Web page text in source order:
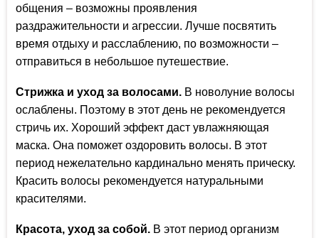
общения – возможны проявления
раздражительности и агрессии. Лучше посвятить
время отдыху и расслаблению, по возможности –
отправиться в небольшое путешествие.
Стрижка и уход за волосами. В новолуние волосы
ослаблены. Поэтому в этот день не рекомендуется
стричь их. Хороший эффект даст увлажняющая
маска. Она поможет оздоровить волосы. В этот
период нежелательно кардинально менять прическу.
Красить волосы рекомендуется натуральными
красителями.
Красота, уход за собой. В этот период организм